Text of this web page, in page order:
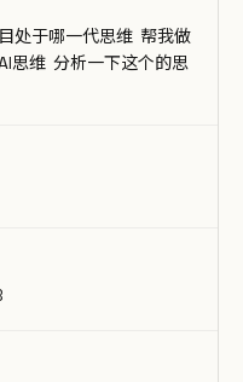
处于哪一代思维 帮我做
思维 分析一下这个的思